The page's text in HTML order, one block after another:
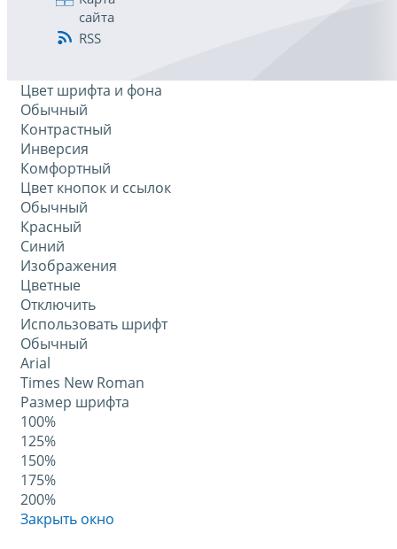
сайта
RSS
Цвет шрифта и фона
Обычный
Контрастный
Инверсия
Комфортный
Цвет кнопок и ссылок
Обычный
Красный
Синий
Изображения
Цветные
Отключить
Использовать шрифт
Обычный
Arial
Times New Roman
Размер шрифта
100%
125%
150%
175%
200%
Закрыть окно